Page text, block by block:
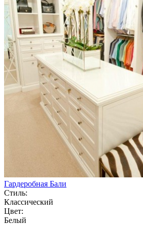
Гардеробная Бали
Стиль:
Классический
Цвет:
Белый